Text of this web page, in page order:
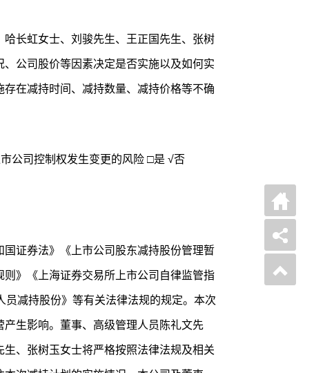
长虹女士、刘骏先生、王正国先生、张树
公司股价等因素决定是否实施以及如何实
在减持时间、减持数量、减持价格等不确
公司控制权发生变更的风险 □是 √否
证券法》《上市公司股东减持股份管理暂
》《上海证券交易所上市公司自律监管指
减持股份》等有关法律法规的规定。本次
生影响。董事、高级管理人员陈礼文先
、张树玉女士将严格按照法律法规及相关